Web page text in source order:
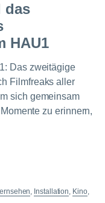
das
HAU1
Das zweitägige
Filmfreaks aller
sich gemeinsam
zu erinnern,
, Installation, Kino,